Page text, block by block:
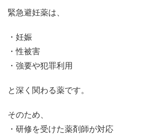
緊急避妊薬は、
・妊娠
・性被害
・強要や犯罪利用
と深く関わる薬です。
そのため、
・研修を受けた薬剤師が対応